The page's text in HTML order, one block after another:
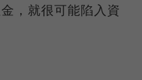
，就很可能陷入資